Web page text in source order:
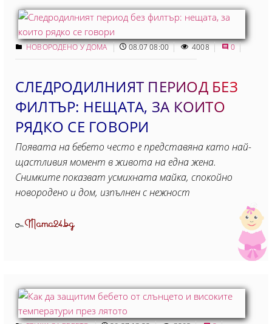
НОВОРОДЕНО У ДОМА 08.07 08:00 4008 0
СЛЕДРОДИЛНИЯТ ПЕРИОД БЕЗ
ФИЛТЪР: НЕЩАТА, ЗА КОИТО
РЯДКО СЕ ГОВОРИ
Появата на бебето често е представяна като най-
щастливия момент в живота на една жена.
Снимките показват усмихната майка, спокойно
новородено и дом, изпълнен с нежност
ОтMama24.bg